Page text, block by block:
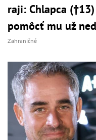
raji: Chlapca
pomôcť mu už
Zahraničné